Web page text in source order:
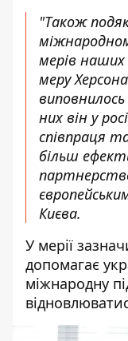
"Також
мерів
меру
виповнилось
них він у
співпраця
більш
Києва.
У мерії
допомагає
міжнародну